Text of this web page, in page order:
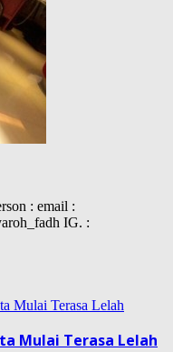
: email :
IG. :
Mulai Terasa Lelah